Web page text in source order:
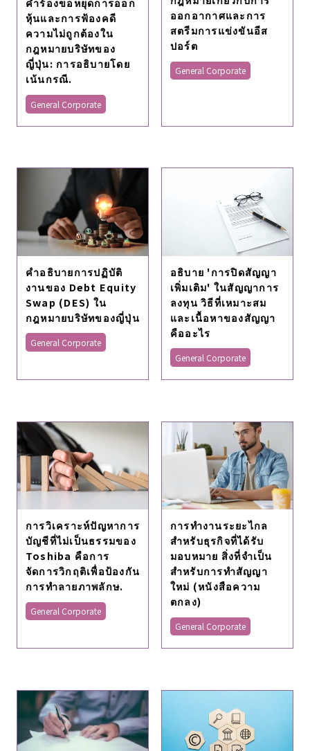
หุ้นและการฟ้องคดี
ความไม่ถูกต้องใน
กฎหมายบริษัทของ
ญี่ปุ่น: การอธิบายโดย
เน้นกรณี.
General Corporate
ออกอากาศและการ
สตรีมการแข่งขันอีส
ปอร์ต
General Corporate
คําอธิบายการปฏิบัติ
งานของ Debt Equity
Swap (DES) ใน
กฎหมายบริษัทของญี่ปุ่น
General Corporate
อธิบาย 'การปิดสัญญา
เพิ่มเติม' ในสัญญาการ
ลงทุน วิธีที่เหมาะสม
และเนื้อหาของสัญญา
คืออะไร
General Corporate
การวิเคราะห์ปัญหาการ
บัญชีที่ไม่เป็นธรรมของ
Toshiba คือการ
จัดการวิกฤติเพื่อป้องกัน
การทำลายภาพลักษ.
General Corporate
การทำงานระยะไกล
สำหรับธุรกิจที่ได้รับ
มอบหมาย สิ่งที่จำเป็น
สำหรับการทำสัญญา
ใหม่ (หนังสือความ
ตกลง)
General Corporate